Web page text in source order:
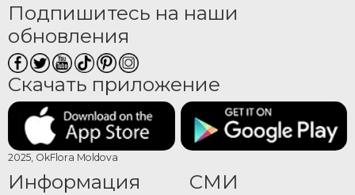
Подпишитесь на наши
обновления
Скачать приложение
2025, OkFlora Moldova
Информация СМИ